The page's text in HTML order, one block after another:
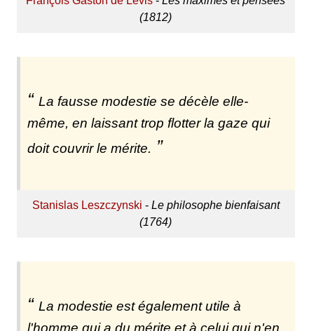
(1812)
La fausse modestie se décèle elle-
même, en laissant trop flotter la gaze qui
doit couvrir le mérite.
Stanislas Leszczynski - Le philosophe bienfaisant
(1764)
La modestie est également utile à
l'homme qui a du mérite et à celui qui n'en